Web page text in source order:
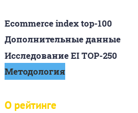
Ecommerce index top-100
Дополнительные данные
Исследование EI TOP-250
Методология
О рейтинге